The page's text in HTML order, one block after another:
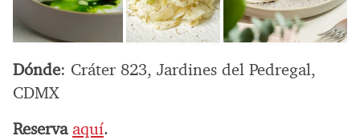
Dónde: Cráter 823, Jardines del Pedregal,
CDMX
Reserva aquí.